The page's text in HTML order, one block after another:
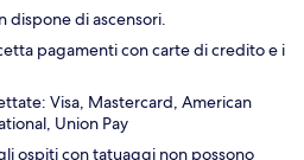
dispone di ascensori.
pagamenti con carte di credito e i
Visa, Mastercard, American
Union Pay
ospiti con tatuaggi non possono